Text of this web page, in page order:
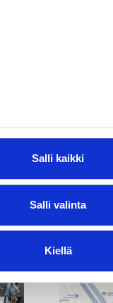
Salli kaikki
Salli valinta
Kiellä